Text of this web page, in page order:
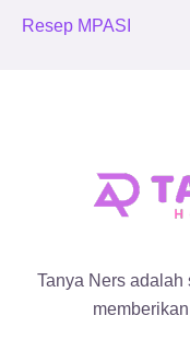
Resep MPASI
Tanya Ners adalah